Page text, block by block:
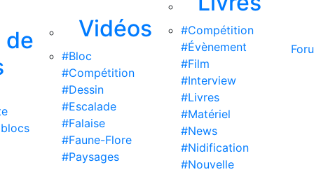
de
Vidéos
#Bloc
#Compétition
#Dessin
#Escalade
#Falaise
#Faune-Flore
#Paysages
#Compétition
#Évènement
#Film
#Interview
#Livres
#Matériel
#News
#Nidification
#Nouvelle